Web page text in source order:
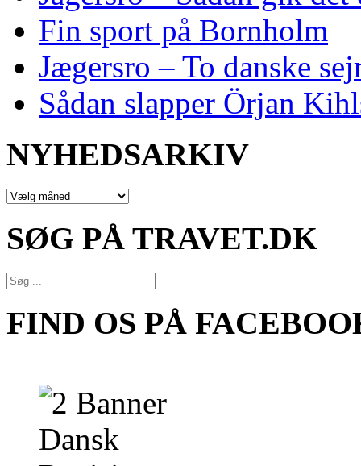
Fin sport på Bornholm
Jægersro – To danske
Sådan slapper Örjan
NYHEDSARKIV
NYHEDSARKIV
SØG PÅ TRAVET.DK
FIND OS PÅ